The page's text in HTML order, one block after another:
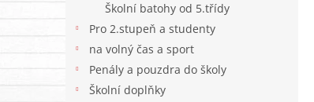
Školní batohy od 5.třídy
Pro 2.stupeň a studenty
na volný čas a sport
Penály a pouzdra do školy
Školní doplňky